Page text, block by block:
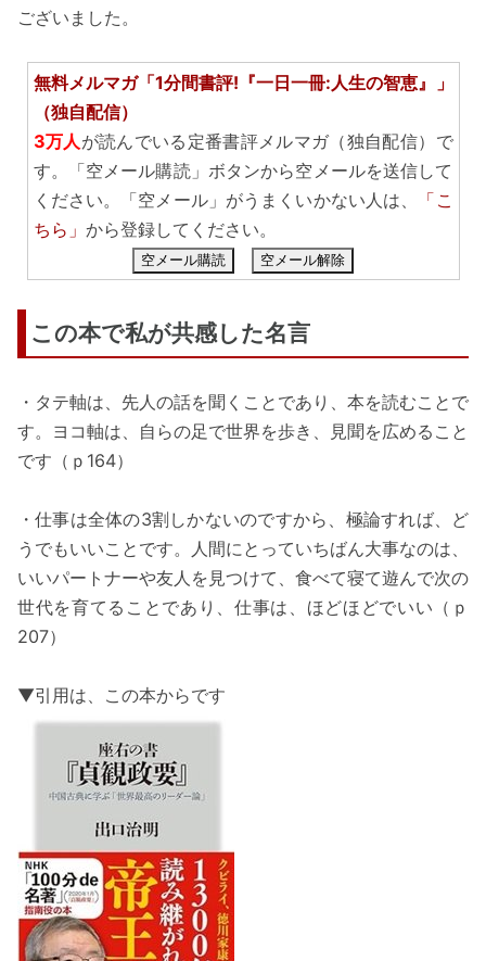
ございました。
無料メルマガ「1分間書評!『一日一冊:人生の智恵』」
（独自配信）
3万人 が読んでいる定番書評メルマガ（独自配信）で
す。「空メール購読」ボタンから空メールを送信して
ください。「空メール」がうまくいかない人は、
「こ
ちら」 から登録してください。
空メール購読 空メール解除
この本で私が共感した名言
・タテ軸は、先人の話を聞くことであり、本を読むことで
す。ヨコ軸は、自らの足で世界を歩き、見聞を広めること
です（ｐ164）
・仕事は全体の3割しかないのですから、極論すれば、ど
うでもいいことです。人間にとっていちばん大事なのは、
いいパートナーや友人を見つけて、食べて寝て遊んで次の
世代を育てることであり、仕事は、ほどほどでいい（ｐ
207）
▼引用は、この本からです